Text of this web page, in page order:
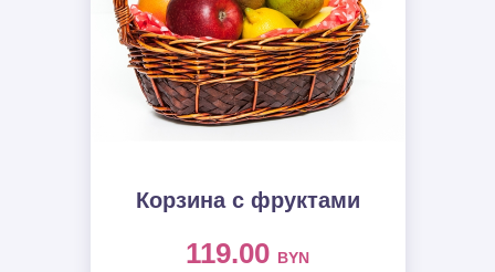
Корзина с фруктами
119.00 BYN